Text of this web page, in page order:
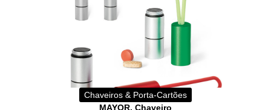
Chaveiros & Porta-Cartões
MAYOR. Chaveiro